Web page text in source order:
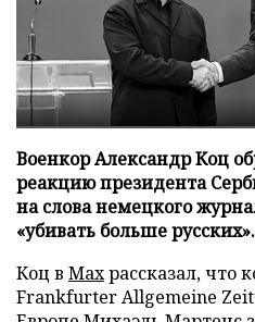
Военкор Александр Коц
реакцию президента
на слова немецкого
«убивать больше русских».
Коц в Махрассказал, что
Frankfurter Allgemeine